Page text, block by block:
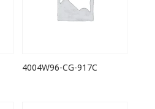
4004W96-CG-917C